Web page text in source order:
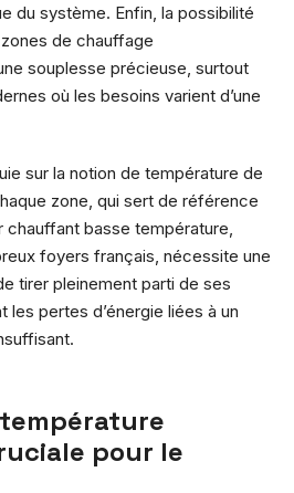
du système. Enfin, la possibilité
de chauffage
souplesse précieuse, surtout
où les besoins varient d’une
sur la notion de température de
zone, qui sert de référence
basse température,
foyers français, nécessite une
tirer pleinement parti de ses
les pertes d’énergie liées à un
pour le